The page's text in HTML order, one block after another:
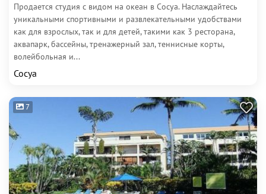
Продается студия с видом на океан в Сосуа. Наслаждайтесь
уникальными спортивными и развлекательными удобствами
как для взрослых, так и для детей, такими как 3 ресторана,
аквапарк, бассейны, тренажерный зал, теннисные корты,
волейбольная и...
Сосуа
7